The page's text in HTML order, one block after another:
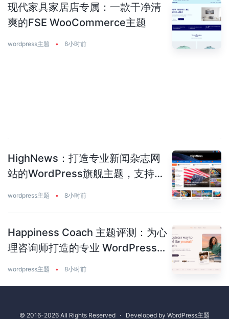
现代家具家居店专属：一款干净清
爽的FSE WooCommerce主题
wordpress主题 • 8小时前
HighNews：打造专业新闻杂志网
站的WordPress旗舰主题，支持
wordpress主题 • 8小时前
Happiness Coach 主题评测：为心
理咨询师打造的专业 WordPress
wordpress主题 • 8小时前
© 2016-2026 All Rights Reserved ⋅ Developed by WordPress主题